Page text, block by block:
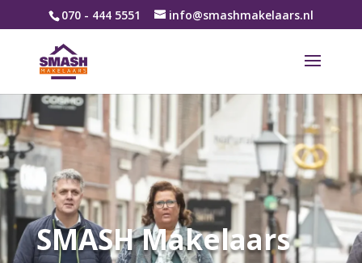
070 - 444 5551 info@smashmakelaars.nl
SMASH Makelaars